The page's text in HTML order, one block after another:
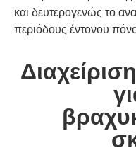
και δευτερογενώς το
περιόδους έντονου